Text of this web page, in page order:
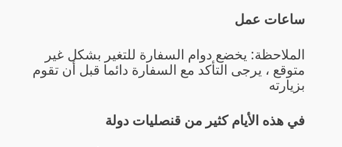
ساعات عمل
الملاحظة: يخضع دوام السفارة للتغير بشكل غير
متوقع ، يرجى التأكد مع السفارة دائما قبل أن تقوم
بزيارته
في هذه الأيام كثير من قنصليات دولة